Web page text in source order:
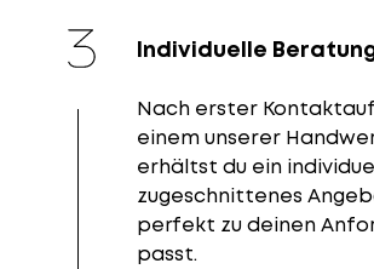
Individuelle
Nach erster
einem unserer
erhältst du ein
zugeschnittenes
perfekt zu deinen
passt.